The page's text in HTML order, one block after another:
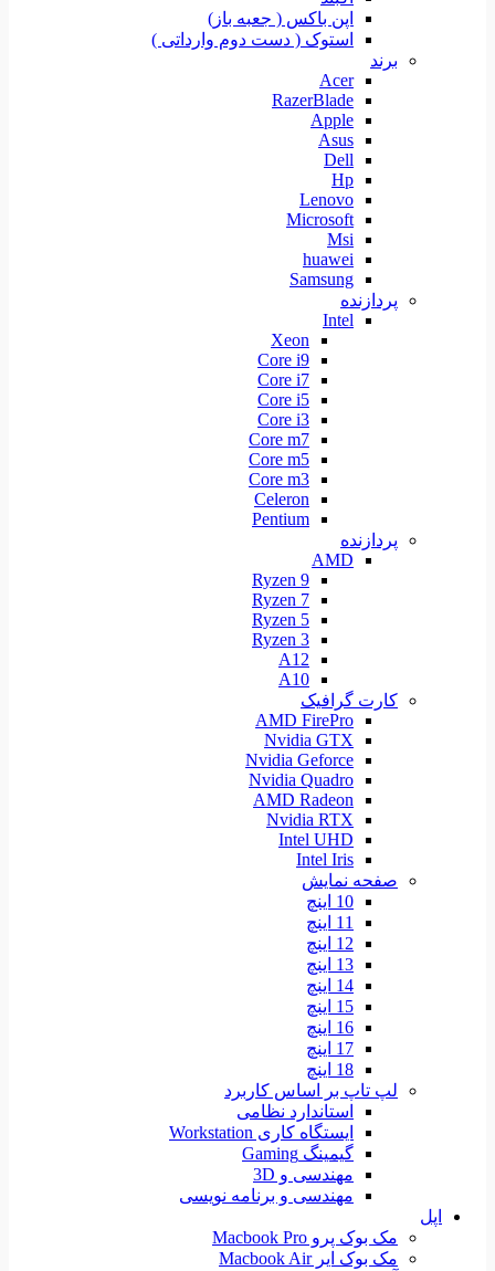
اپن باکس ( جعبه باز)
استوک ( دست دوم وارداتی )
برند
Acer
RazerBlade
Apple
Asus
Dell
Hp
Lenovo
Microsoft
Msi
huawei
Samsung
پردازنده
Intel
Xeon
Core i9
Core i7
Core i5
Core i3
Core m7
Core m5
Core m3
Celeron
Pentium
پردازنده
AMD
Ryzen 9
Ryzen 7
Ryzen 5
Ryzen 3
A12
A10
کارت گرافیک
AMD FirePro
Nvidia GTX
Nvidia Geforce
Nvidia Quadro
AMD Radeon
Nvidia RTX
Intel UHD
Intel Iris
صفحه نمایش
10 اینچ
11 اینچ
12 اینچ
13 اینچ
14 اینچ
15 اینچ
16 اینچ
17 اینچ
18 اینچ
لپ تاپ بر اساس کاربرد
استاندارد نظامی
ایستگاه کاری Workstation
گیمینگ Gaming
مهندسی و 3D
مهندسی و برنامه نویسی
اپل
مک بوک پرو Macbook Pro
مک بوک ایر Macbook Air